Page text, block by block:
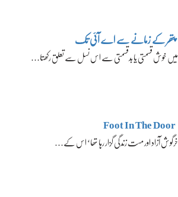
پتھر کے زمانے سے اے آئی تک
میں خوش قسمتی یا بدقسمتی سے اس نسل سے تعلق رکھتا…
Foot In The Door
خرگوش آزاد اور مست زندگی گزار رہا تھا‘ اس کے…